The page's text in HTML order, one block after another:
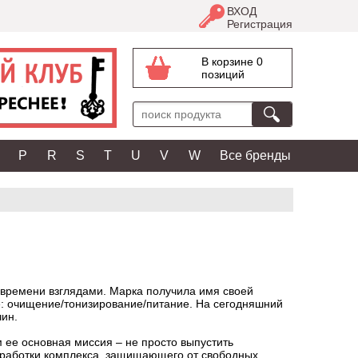
ВХОД
Регистрация
В корзине 0
позиций
P R S T U V W Все бренды
взглядами. Марка получила имя своей
тонизирование/питание. На сегодняшний
основная миссия – не просто выпустить
комплекса, защищающего от свободных